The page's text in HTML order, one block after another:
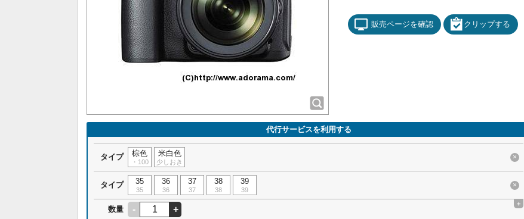
販売ページを確認 クリップする
代行サービスを利用する
タイプ 棕色
・100
米白色
少しおき
×
タイプ 35
35
36
36
37
37
38
38
39
39
×
数量 - +
+